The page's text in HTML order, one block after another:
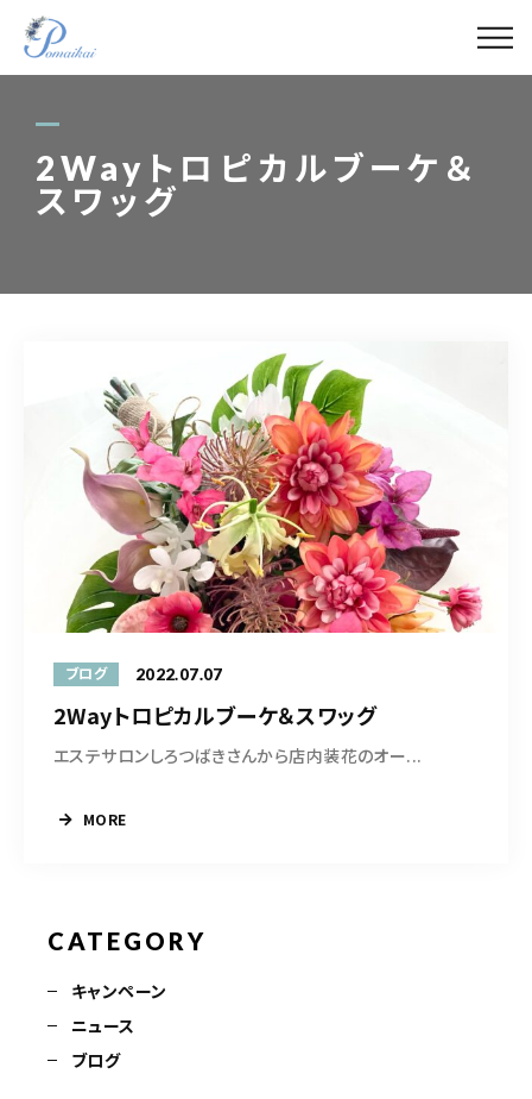
2Wayトロピカルブーケ＆
スワッグ
ブログ 2022.07.07
2Wayトロピカルブーケ＆スワッグ
エステサロンしろつばきさんから店内装花のオー...
MORE
CATEGORY
キャンペーン
ニュース
ブログ
ABOUT
MENU
BLOG
ACCESS
090-4421-1788
営業時間 10:30-19:00